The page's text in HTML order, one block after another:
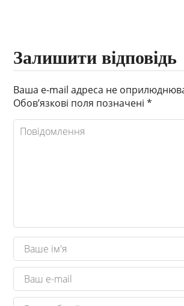
Залишити відповідь
Ваша e-mail адреса не
Обов’язкові поля позначені*